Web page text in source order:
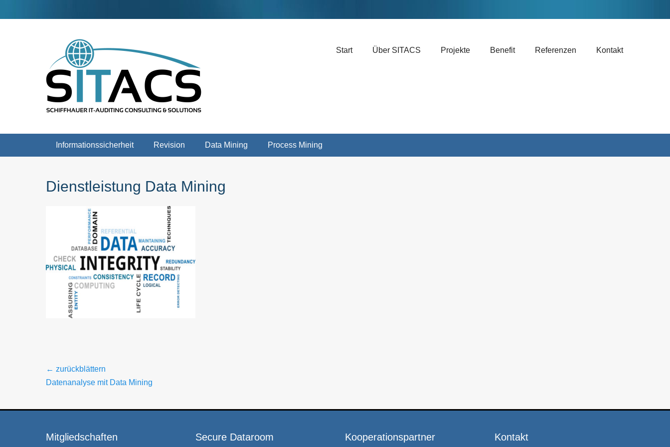
zum
SITACS
Schiffhauer IT-Auditing Consulting & Solutions Header-Menü rechts
Weiter
Start Über SITACS Projekte Benefit Referenzen Kontakt
Hauptmenü
Informationssicherheit Revision Data Mining Process Mining
Dienstleistung Data Mining
Beitragsnavigation
← zurückblättern
Vorheriger
Datenanalyse mit Data Mining
Mitgliedschaften Secure Dataroom Kooperationspartner Kontakt